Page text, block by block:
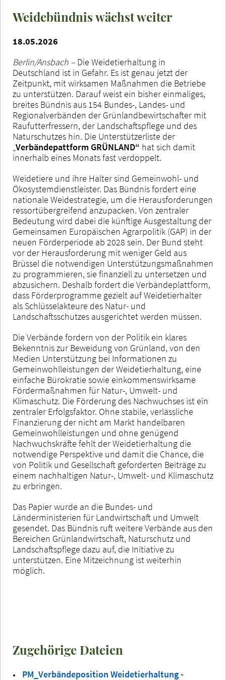
Weidebündnis wächst weiter
18.05.2026
Berlin/Ansbach – Die Weidetierhaltung in
Deutschland ist in Gefahr. Es ist genau jetzt der
Zeitpunkt, mit wirksamen Maßnahmen die Betriebe
zu unterstützen. Darauf weist ein bisher einmaliges,
breites Bündnis aus 154 Bundes-, Landes- und
Regionalverbänden der Grünlandbewirtschafter mit
Raufutterfressern, der Landschaftspflege und des
Naturschutzes hin. Die Unterstützerliste der
„Verbändepattform GRÜNLAND“ hat sich damit
innerhalb eines Monats fast verdoppelt.
Weidetiere und ihre Halter sind Gemeinwohl- und
Ökosystemdienstleister. Das Bündnis fordert eine
nationale Weidestrategie, um die Herausforderungen
ressortübergreifend anzupacken. Von zentraler
Bedeutung wird dabei die künftige Ausgestaltung der
Gemeinsamen Europäischen Agrarpolitik (GAP) in der
neuen Förderperiode ab 2028 sein. Der Bund steht
vor der Herausforderung mit weniger Geld aus
Brüssel die notwendigen Unterstützungsmaßnahmen
zu programmieren, sie finanziell zu untersetzen und
abzusichern. Deshalb fordert die Verbändeplattform,
dass Förderprogramme gezielt auf Weidetierhalter
als Schlüsselakteure des Natur- und
Landschaftsschutzes ausgerichtet werden müssen.
Die Verbände fordern von der Politik ein klares
Bekenntnis zur Beweidung von Grünland, von den
Medien Unterstützung bei Informationen zu
Gemeinwohlleistungen der Weidetierhaltung, eine
einfache Bürokratie sowie einkommenswirksame
Fördermaßnahmen für Natur-, Umwelt- und
Klimaschutz. Die Förderung des Nachwuchses ist ein
zentraler Erfolgsfaktor. Ohne stabile, verlässliche
Finanzierung der nicht am Markt handelbaren
Gemeinwohlleistungen und ohne genügend
Nachwuchskräfte fehlt der Weidetierhaltung die
notwendige Perspektive und damit die Chance, die
von Politik und Gesellschaft geforderten Beiträge zu
einem nachhaltigen Natur-, Umwelt- und Klimaschutz
zu erbringen.
Das Papier wurde an die Bundes- und
Länderministerien für Landwirtschaft und Umwelt
gesendet. Das Bündnis ruft weitere Verbände aus den
Bereichen Grünlandwirtschaft, Naturschutz und
Landschaftspflege dazu auf, die Initiative zu
unterstützen. Eine Mitzeichnung ist weiterhin
möglich.
Zugehörige Dateien
PM_Verbändeposition Weidetierhaltung -